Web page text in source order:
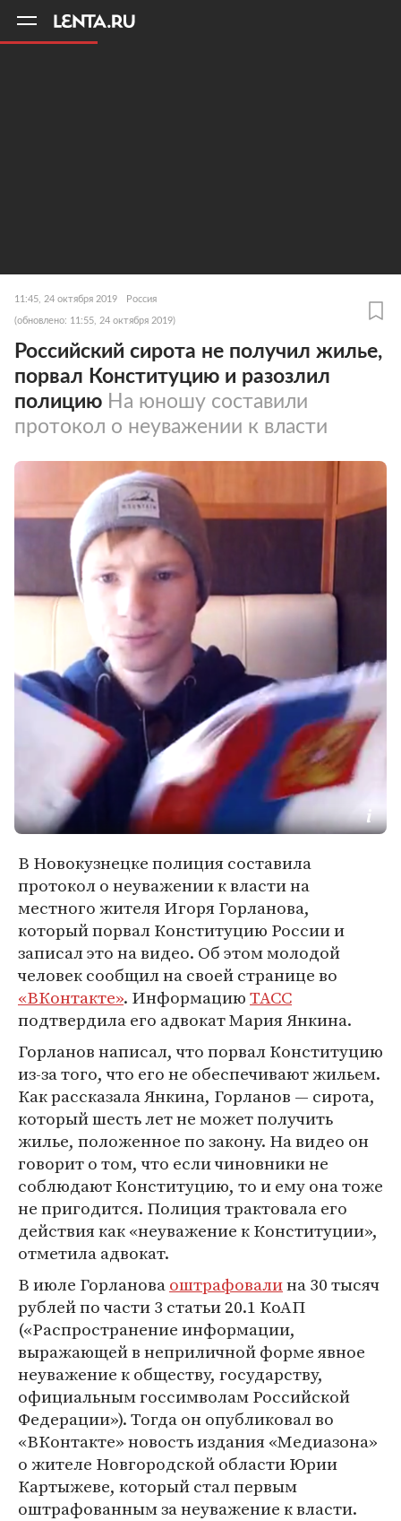
11:45, 24 октября 2019 Россия
(обновлено: 11:55, 24 октября 2019)
Российский сирота не получил жилье,
порвал Конституцию и разозлил
полицию На юношу составили
протокол о неуважении к власти
В Новокузнецке полиция составила
протокол о неуважении к власти на
местного жителя Игоря Горланова,
который порвал Конституцию России и
записал это на видео. Об этом молодой
человек сообщил на своей странице во
«ВКонтакте». ИнформациюТАСС
подтвердила его адвокат Мария Янкина.
Горланов написал, что порвал Конституцию
из-за того, что его не обеспечивают жильем.
Как рассказала Янкина, Горланов — сирота,
который шесть лет не может получить
жилье, положенное по закону. На видео он
говорит о том, что если чиновники не
соблюдают Конституцию, то и ему она тоже
не пригодится. Полиция трактовала его
действия как «неуважение к Конституции»,
отметила адвокат.
В июле Горлановаоштрафовалина 30 тысяч
рублей по части 3 статьи 20.1 КоАП
(«Распространение информации,
выражающей в неприличной форме явное
неуважение к обществу, государству,
официальным госсимволам Российской
Федерации»). Тогда он опубликовал во
«ВКонтакте» новость издания «Медиазона»
о жителе Новгородской области Юрии
Картыжеве, который стал первым
оштрафованным за неуважение к власти.